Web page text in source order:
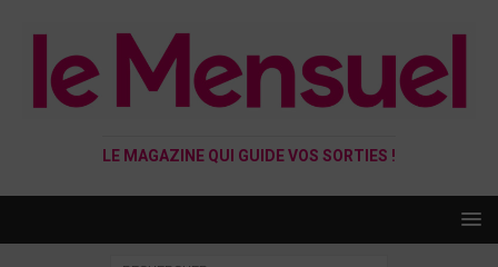
LE MAGAZINE QUI GUIDE VOS SORTIES !